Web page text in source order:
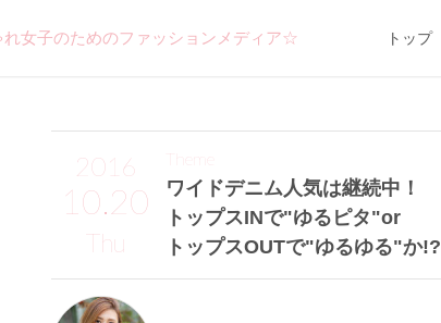
れ女子のためのファッションメディア☆ トップ
2016
10.20
Thu
ワイドデニム人気は継続中！
トップスINで"ゆるピタ"or
トップスOUTで"ゆるゆる"か!?
Theme